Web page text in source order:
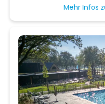
Mehr Infos